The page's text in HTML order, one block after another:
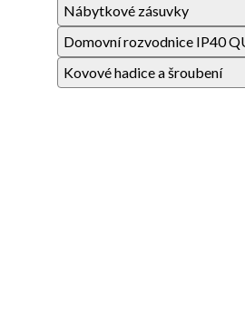
Nábytkové zásuvky
Domovní rozvodnice IP40
Kovové hadice a šroubení